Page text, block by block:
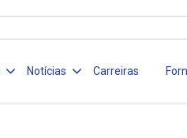
Notícias Carreiras